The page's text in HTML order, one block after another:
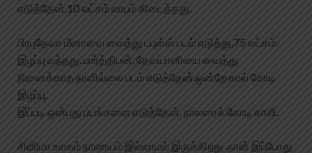
எடுத்தேன்.10 லட்சம் லாபம் கிடைத்தது.
பிரபுதேவா மீனாவை வைத்து டபுள்ஸ் படம் எடுத்து,75 லட்சம்
இழப்பு வந்தது. பார்த்திபன், தேவயானியை வைத்து
நினைக்காத நாளில்லை படம் எடுத்தேன்.ஒன்றே கால் கோடி
இழப்பு.
இப்படி ஒன்பது படங்களை எடுத்தேன். நாலரைக் கோடி காலி.
சினிமா உலகம் நாணயம் இல்லாமல் இருக்கிறது .நான் இப்போது